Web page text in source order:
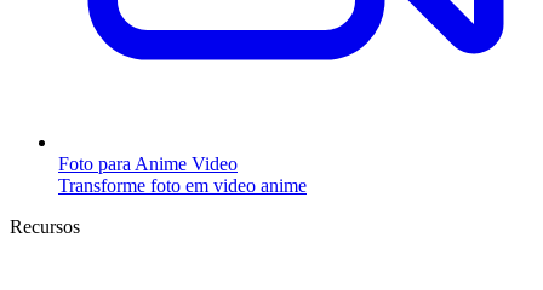
Foto para Anime Video
Transforme foto em video anime
Recursos